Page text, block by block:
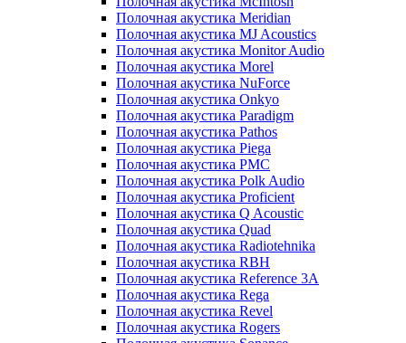
Полочная акустика Meridian
Полочная акустика MJ Acoustics
Полочная акустика Monitor Audio
Полочная акустика Morel
Полочная акустика NuForce
Полочная акустика Onkyo
Полочная акустика Paradigm
Полочная акустика Pathos
Полочная акустика Piega
Полочная акустика PMC
Полочная акустика Polk Audio
Полочная акустика Proficient
Полочная акустика Q Acoustic
Полочная акустика Quad
Полочная акустика Radiotehnika
Полочная акустика RBH
Полочная акустика Reference 3A
Полочная акустика Rega
Полочная акустика Revel
Полочная акустика Rogers